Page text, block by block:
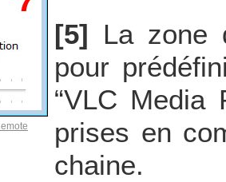
[5] La zone
pour
“VLC Media
prises en
chaine.